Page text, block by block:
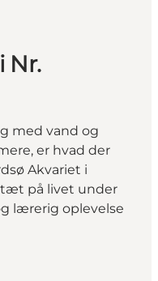
Nr.
med vand og
er hvad der
Akvariet i
tæt på livet under
lærerig oplevelse
Vorupør"
i Nr. Vorupør on_map